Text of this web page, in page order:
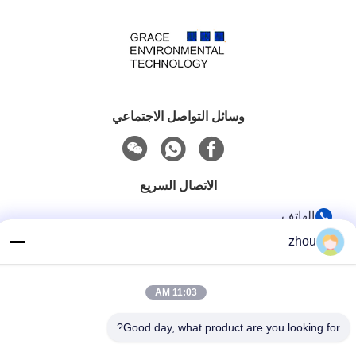
وسائل التواصل الاجتماعي
الاتصال السريع
الهاتف
sales@graceet.com
عنوان
zhou
11:03 AM
Good day, what product are you looking for?